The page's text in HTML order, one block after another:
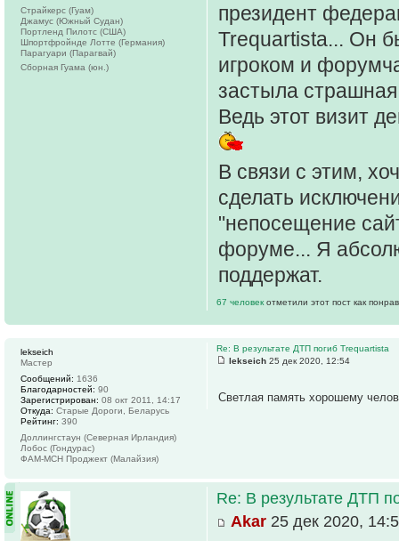
президент
Trequartista... Он
игроком и
застыла
Ведь этот визит
В связи с этим,
сделать
"непосещение
форуме... Я
поддержат.
67 человек отметили этот пост как
Страйкерс (Гуам)
Джамус (Южный Судан)
Портленд Пилотс (США)
Шпортфройнде Лотте (Германия)
Парагуари (Парагвай)
Сборная Гуама (юн.)
Re: В результате ДТП погиб Trequartista
lekseich 25 дек 2020, 12:54
Светлая память хорошему
lekseich
Мастер
Сообщений: 1636
Благодарностей: 90
Зарегистрирован: 08 окт 2011, 14:17
Откуда: Старые Дороги, Беларусь
Рейтинг: 390
Доллингстаун (Северная Ирландия)
Лобос (Гондурас)
ФАМ-МСН Проджект (Малайзия)
Re: В результате ДТП
Akar 25 дек 2020,